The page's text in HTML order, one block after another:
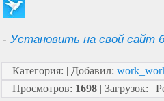
- Установить на свой сайт
Категория: | Добавил:
Просмотров: 1698 | Загрузок: |